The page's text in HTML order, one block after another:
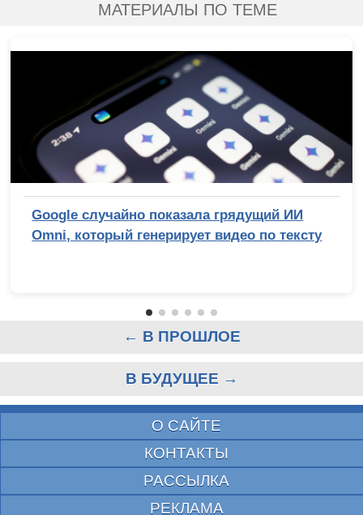
МАТЕРИАЛЫ ПО ТЕМЕ
Google случайно показала грядущий ИИ
Omni, который генерирует видео по тексту
← В ПРОШЛОЕ
В БУДУЩЕЕ →
О САЙТЕ
КОНТАКТЫ
РАССЫЛКА
РЕКЛАМА